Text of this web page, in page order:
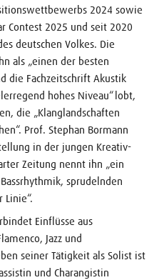
2024 sowie
Contest 2025 und seit 2020
deutschen Volkes. Die
als „einen der besten
die Fachzeitschrift Akustik
hohes Niveau“ lobt,
die „Klanglandschaften
Prof. Stephan Bormann
in der jungen Kreativ-
Zeitung nennt ihn „ein
sprudelnden
Linie“.
Einflüsse aus
Jazz und
seiner Tätigkeit als Solist ist
und Charangistin